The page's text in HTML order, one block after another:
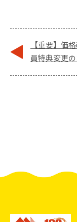
【重要】価
員特典変更